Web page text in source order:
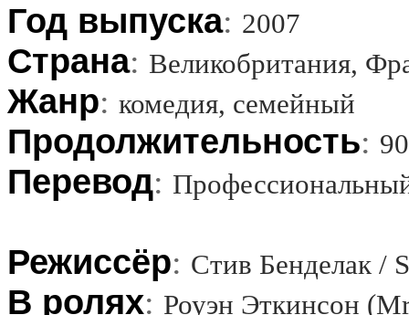
Год выпуска: 2007
Страна: Великобритания,
Жанр: комедия, семейный
Продолжительность:
Перевод:
Режиссёр: Стив Бенделак /
В ролях: Роуэн Эткинсон